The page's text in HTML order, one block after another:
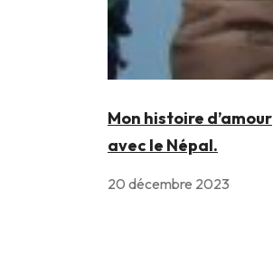
Mon histoire d’amour
avec le Népal.
20 décembre 2023